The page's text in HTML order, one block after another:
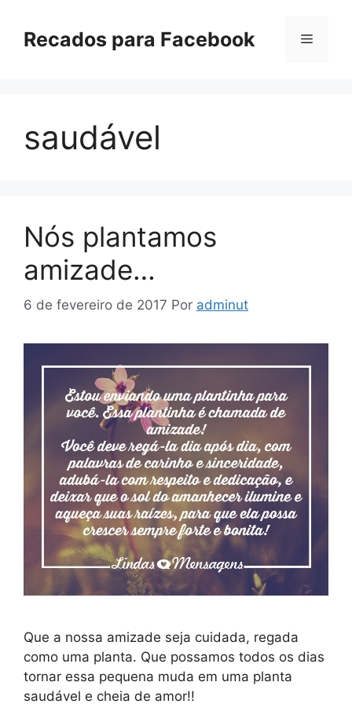
paraRecados para Facebook Menu
saudável
Nós plantamos
amizade…
6 de fevereiro de 2017 Por adminut
Que a nossa amizade seja cuidada, regada
como uma planta. Que possamos todos os dias
tornar essa pequena muda em uma planta
saudável e cheia de amor!!